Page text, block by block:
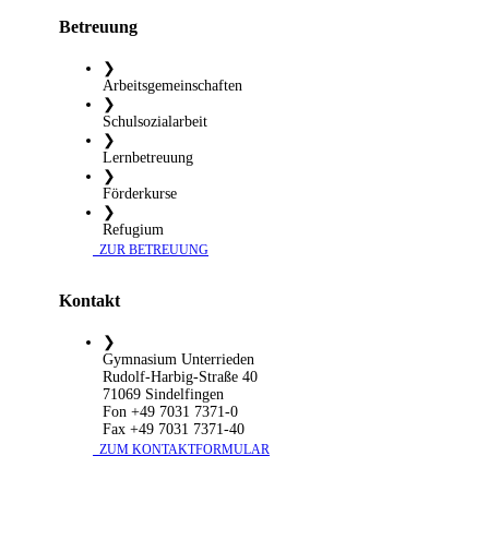
Betreuung
❯
Arbeitsgemeinschaften
❯
Schulsozialarbeit
❯
Lernbetreuung
❯
Förderkurse
❯
Refugium
​ ZUR BETREUUNG
Kontakt
❯
Gymnasium Unterrieden
Rudolf-Harbig-Straße 40
71069 Sindelfingen
Fon +49 7031 7371-0
Fax +49 7031 7371-40
​ ZUM KONTAKTFORMULAR